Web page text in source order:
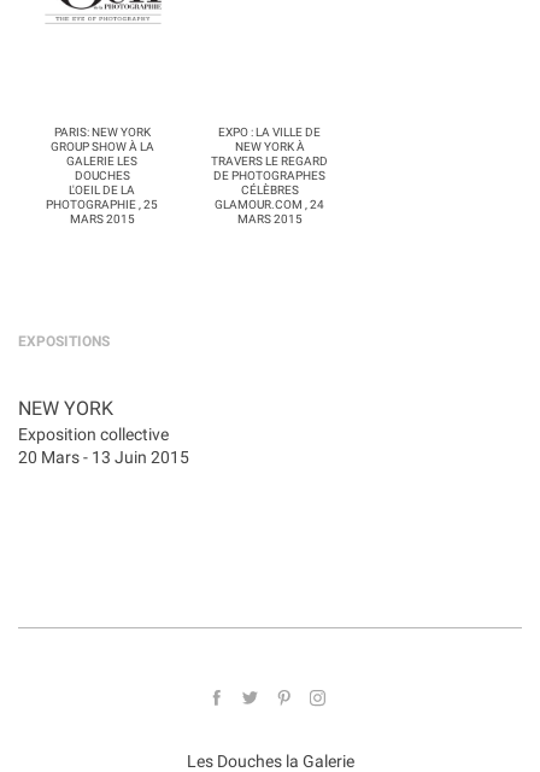
PARIS: NEW YORK
GROUP SHOW À LA
GALERIE LES
DOUCHES
L'OEIL DE LA
PHOTOGRAPHIE , 25
MARS 2015
EXPO : LA VILLE DE
NEW YORK À
TRAVERS LE REGARD
DE PHOTOGRAPHES
CÉLÈBRES
GLAMOUR.COM , 24
MARS 2015
EXPOSITIONS
NEW YORK
Exposition collective
20 Mars - 13 Juin 2015
Les Douches la Galerie